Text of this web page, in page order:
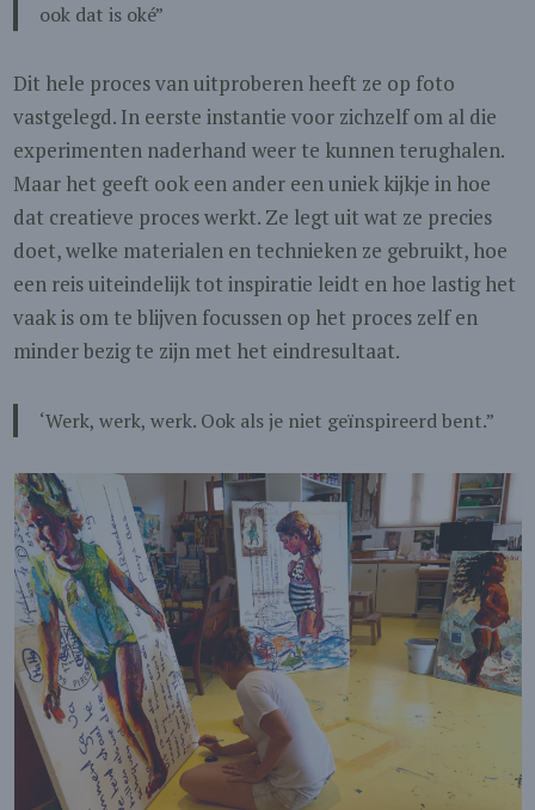
ook dat is oké”
Dit hele proces van uitproberen heeft ze op foto
vastgelegd. In eerste instantie voor zichzelf om al die
experimenten naderhand weer te kunnen terughalen.
Maar het geeft ook een ander een uniek kijkje in hoe
dat creatieve proces werkt. Ze legt uit wat ze precies
doet, welke materialen en technieken ze gebruikt, hoe
een reis uiteindelijk tot inspiratie leidt en hoe lastig het
vaak is om te blijven focussen op het proces zelf en
minder bezig te zijn met het eindresultaat.
‘Werk, werk, werk. Ook als je niet geïnspireerd bent.”